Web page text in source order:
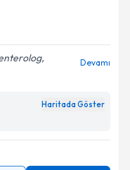
Devamı
Haritada Göster